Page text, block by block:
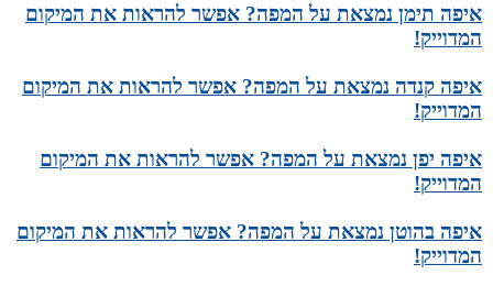
איפה תימן נמצאת על המפה? אפשר להראות את המיקום
המדוייק!
איפה קנדה נמצאת על המפה? אפשר להראות את המיקום
המדוייק!
איפה יפן נמצאת על המפה? אפשר להראות את המיקום
המדוייק!
איפה בהוטן נמצאת על המפה? אפשר להראות את המיקום
המדוייק!